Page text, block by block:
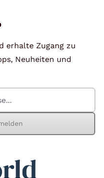
erhalte Zugang zu
Neuheiten und